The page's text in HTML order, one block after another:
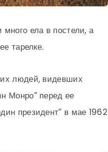
ела в постели, а
тарелке.
людей, видевших
Монро” перед ее
президент” в мае 1962